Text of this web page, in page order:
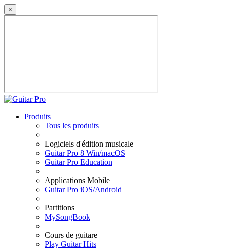
×
Produits
Tous les produits
Logiciels d'édition musicale
Guitar Pro 8 Win/macOS
Guitar Pro Education
Applications Mobile
Guitar Pro iOS/Android
Partitions
MySongBook
Cours de guitare
Play Guitar Hits